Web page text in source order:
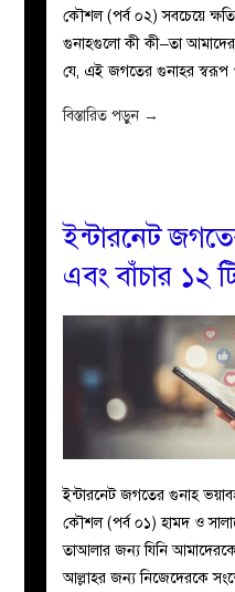
কৌশল (পর্ব ০২) সবচেয়ে
গুনাহগুলো কী কী–তা
যে, এই জগতের গুনাহর
বিস্তারিত পড়ুন →
ইন্টারনেট
এবং বাঁচার
ইন্টারনেট জগতের গুনাহ
কৌশল (পর্ব ০১) হামদ ও
তাআলার জন্য যিনি
আল্লাহর জন্য নিজেদেরকে